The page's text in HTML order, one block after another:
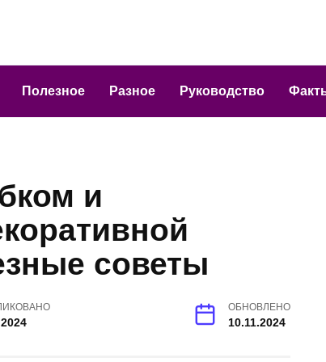
Полезное Разное Руководство
и
советы
ОБНОВЛЕНО
10.11.2024